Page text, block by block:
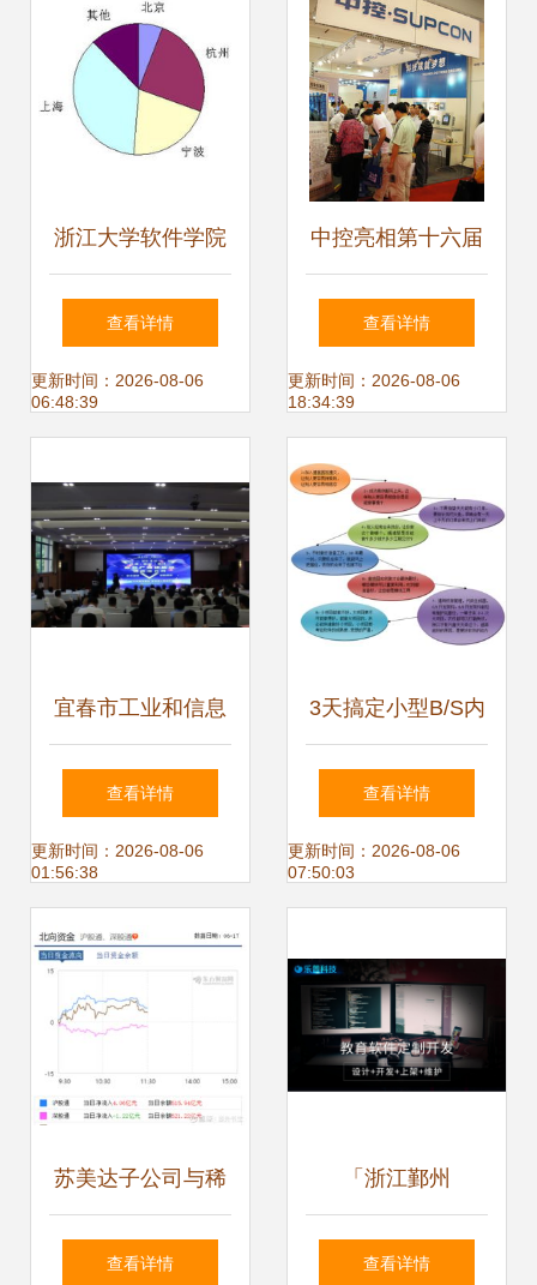
浙江大学软件学院
浙江软件开发的领
军力量
查看详情
更新时间：2026-08-06
06:48:39
中控亮相第十六届
中国国际纸浆造纸
暨纸制品工业展览
新未来
查看详情
更新时间：2026-08-06
18:34:39
宜春市工业和信息
化局 深化浙江软件
开发合作，共筑数
查看详情
更新时间：2026-08-06
01:56:38
3天搞定小型B/S内
部管理软件 浙江软
件开发的高效实践
查看详情
更新时间：2026-08-06
07:50:03
苏美达子公司与稀
土永磁无刷电机 赋
查看详情
「浙江鄞州
查看详情